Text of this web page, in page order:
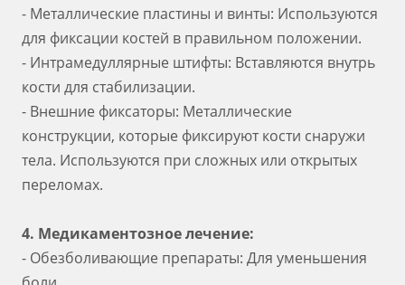
- Металлические пластины и винты: Используются
для фиксации костей в правильном положении.
- Интрамедуллярные штифты: Вставляются внутрь
кости для стабилизации.
- Внешние фиксаторы: Металлические
конструкции, которые фиксируют кости снаружи
тела. Используются при сложных или открытых
переломах.
4. Медикаментозное лечение:
- Обезболивающие препараты: Для уменьшения